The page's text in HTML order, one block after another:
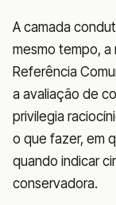
A camada
mesmo tempo, a
Referência
a avaliação de
privilegia
o que fazer, em
quando indicar
conservadora.